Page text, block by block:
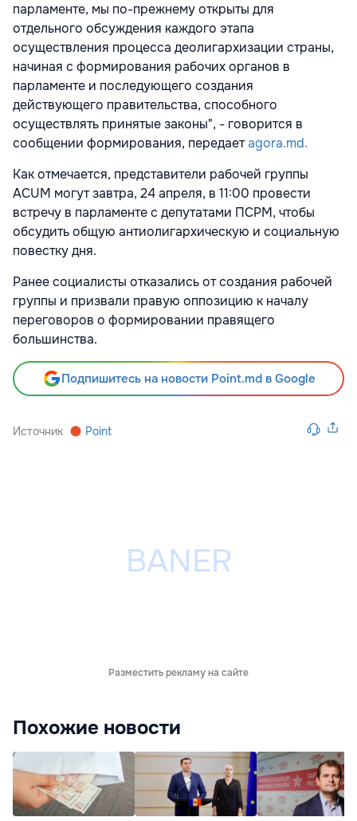
парламенте, мы по-прежнему открыты для
отдельного обсуждения каждого этапа
осуществления процесса деолигархизации страны,
начиная с формирования рабочих органов в
парламенте и последующего создания
действующего правительства, способного
осуществлять принятые законы", - говорится в
сообщении формирования, передаетagora.md.
Как отмечается, представители рабочей группы
ACUM могут завтра, 24 апреля, в 11:00 провести
встречу в парламенте с депутатами ПСРМ, чтобы
обсудить общую антиолигархическую и социальную
повестку дня.
Ранее социалисты отказались от создания рабочей
группы и призвали правую оппозицию к началу
переговоров о формировании правящего
большинства.
Подпишитесь на новости Point.md в Google
Источник Point
Разместить рекламу на сайте
Похожие новости